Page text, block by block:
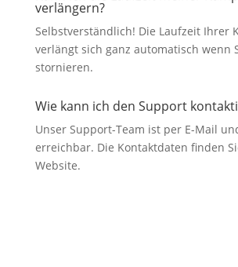
verlängern?
Selbstverständlich! Die Laufzeit Ihrer
verlängt sich ganz automatisch wenn
stornieren.
Wie kann ich den Support
Unser Support-Team ist per E-Mail
erreichbar. Die Kontaktdaten finden
Website.